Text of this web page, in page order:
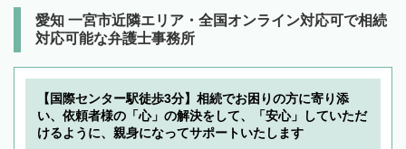
愛知 一宮市近隣エリア・全国オンライン対応可で相続
対応可能な弁護士事務所
【国際センター駅徒歩3分】相続でお困りの方に寄り添
い、依頼者様の「心」の解決をして、「安心」していただ
けるように、親身になってサポートいたします